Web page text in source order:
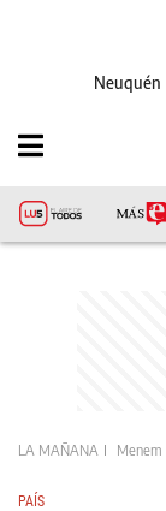
Neuquén
LA MAÑANA Menem
PAÍS